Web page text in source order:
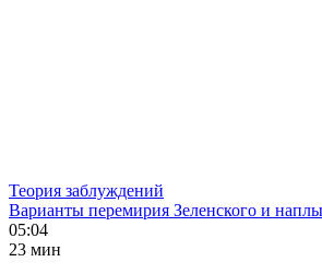
Теория заблуждений
Варианты перемирия Зеленского и
05:04
23 мин